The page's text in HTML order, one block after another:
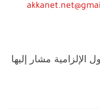
الإلزامية مشار إليها